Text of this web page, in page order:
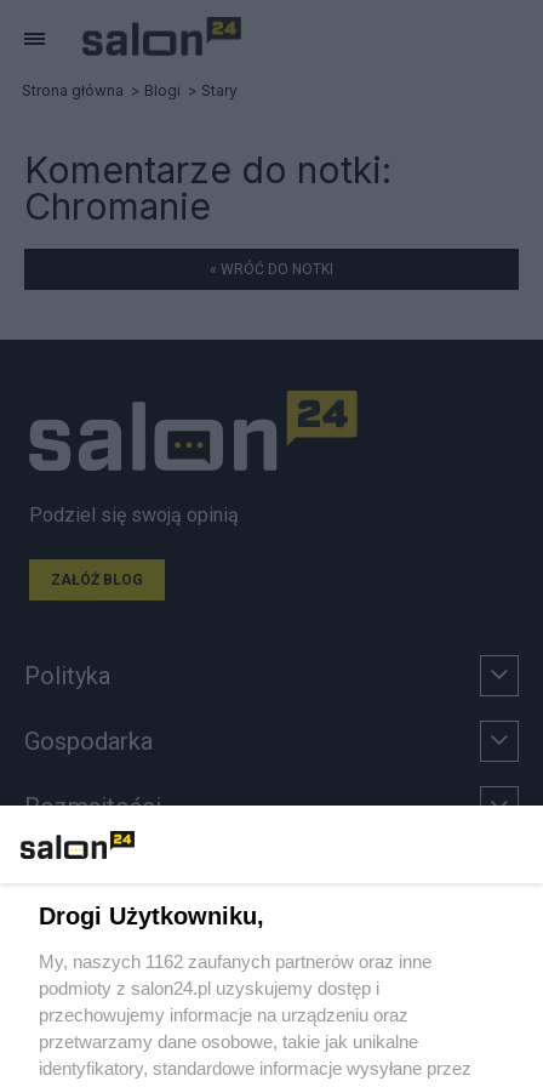
Strona główna Blogi Stary
Komentarze do notki:
Chromanie
« WRÓĆ DO NOTKI
Podziel się swoją opinią
ZAŁÓŻ BLOG
Polityka
Gospodarka
Rozmaitości
Sport
Społeczeństwo
Kultura
Drogi Użytkowniku,
My, naszych 1162 zaufanych partnerów oraz inne
podmioty z salon24.pl uzyskujemy dostęp i
przechowujemy informacje na urządzeniu oraz
przetwarzamy dane osobowe, takie jak unikalne
identyfikatory, standardowe informacje wysyłane przez